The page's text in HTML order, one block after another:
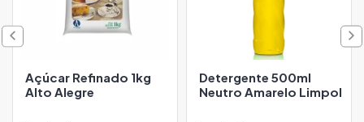
Açúcar Refinado 1kg
Alto Alegre
Detergente 500ml
Neutro Amarelo Limpol